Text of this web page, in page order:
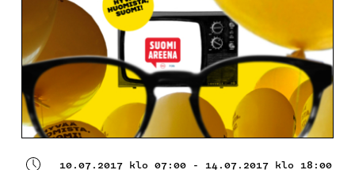
10.07.2017 klo 07:00 - 14.07.2017 klo 18:00